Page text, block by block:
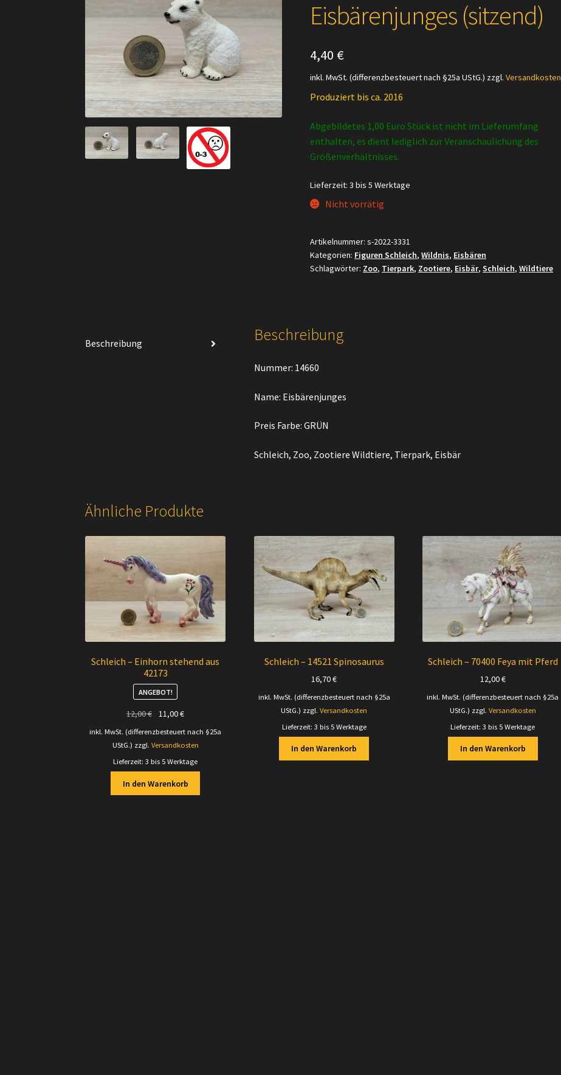
Eisbärenjunges (sitzend)
4,40 €
inkl. MwSt. (differenzbesteuert nach §25a UStG.) zzgl.Versandkosten
Produziert bis ca. 2016
Abgebildetes 1,00 Euro Stück ist nicht im Lieferumfang
enthalten, es dient lediglich zur Veranschaulichung des
Größenverhältnisses.
Lieferzeit:3 bis 5 Werktage
Nicht vorrätig
Artikelnummer:s-2022-3331
Kategorien: Figuren Schleich,Wildnis, Eisbären
Schlagwörter: Zoo, Tierpark, Zootiere, Eisbär,Schleich,Wildtiere
Beschreibung Beschreibung
Nummer: 14660
Name: Eisbärenjunges
Preis Farbe: GRÜN
Schleich, Zoo, Zootiere Wildtiere, Tierpark, Eisbär
Ähnliche Produkte
Schleich – Einhorn stehend aus
42173
ANGEBOT!
12,00€
Ursprünglicher
11,00€Aktueller
inkl. MwSt. (differenzbesteuert nach §25a
UStG.) zzgl. Versandkosten
Lieferzeit:3 bis 5 Werktage
In den Warenkorb
Schleich – 14521 Spinosaurus
16,70€
inkl. MwSt. (differenzbesteuert nach §25a
UStG.) zzgl.Versandkosten
Lieferzeit: 3 bis 5 Werktage
In den Warenkorb
Schleich – 70400 Feya mit Pferd
12,00€
inkl. MwSt. (differenzbesteuert nach §25a
UStG.) zzgl. Versandkosten
Lieferzeit:3 bis 5 Werktage
In den Warenkorb